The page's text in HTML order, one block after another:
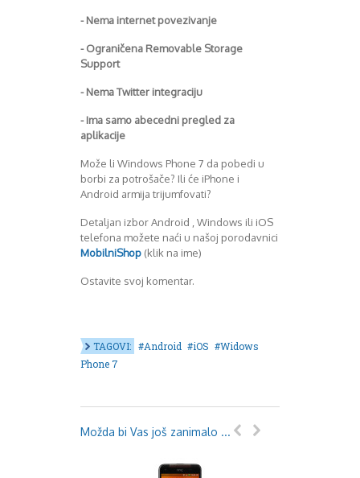
- Nema internet povezivanje
- Ograničena Removable Storage
Support
- Nema Twitter integraciju
- Ima samo abecedni pregled za
aplikacije
Može li Windows Phone 7 da pobedi u
borbi za potrošače? Ili će iPhone i
Android armija trijumfovati?
Detaljan izbor Android , Windows ili iOS
telefona možete naći u našoj porodavnici
MobilniShop (klik na ime)
Ostavite svoj komentar.
TAGOVI: Android iOS
Widows
Phone 7
Možda bi Vas još zanimalo ...